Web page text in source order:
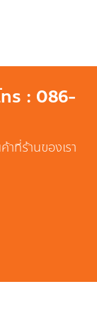
ร : 086-
ที่ร้านของเรา